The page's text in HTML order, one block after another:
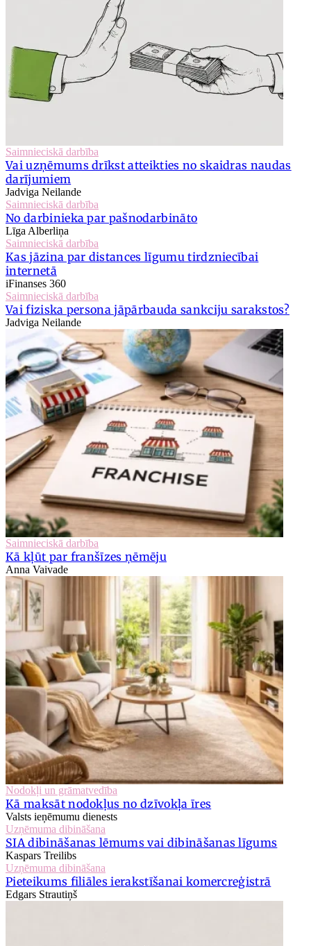
Saimnieciskā darbība
Vai uzņēmums drīkst atteikties no skaidras naudas
darījumiem
Jadviga Neilande
Saimnieciskā darbība
No darbinieka par pašnodarbināto
Līga Alberliņa
Saimnieciskā darbība
Kas jāzina par distances līgumu tirdzniecībai
internetā
iFinanses 360
Saimnieciskā darbība
Vai fiziska persona jāpārbauda sankciju sarakstos?
Jadviga Neilande
Saimnieciskā darbība
Kā kļūt par franšīzes ņēmēju
Anna Vaivade
Nodokļi un grāmatvedība
Kā maksāt nodokļus no dzīvokļa īres
Valsts ieņēmumu dienests
Uzņēmuma dibināšana
SIA dibināšanas lēmums vai dibināšanas līgums
Kaspars Treilibs
Uzņēmuma dibināšana
Pieteikums filiāles ierakstīšanai komercreģistrā
Edgars Strautiņš